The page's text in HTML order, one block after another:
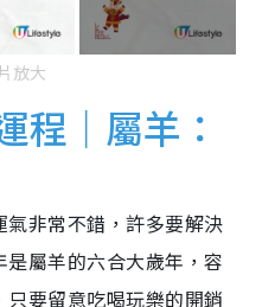
放大
程｜屬羊：
非常不錯，許多要解決
屬羊的六合大歲年，容
要留意吃喝玩樂的開銷